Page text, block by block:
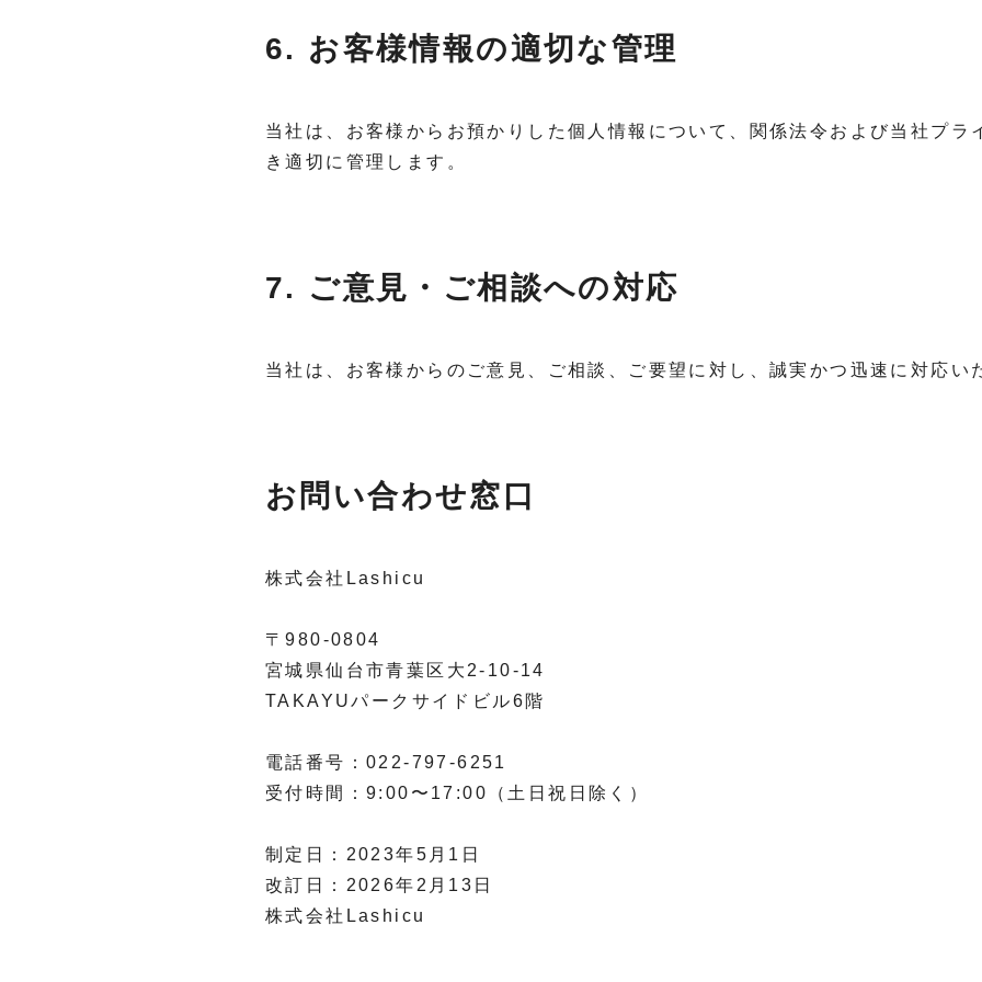
6. お客様情報の適切な管理
当社は、お客様からお預かりした個人情報について、関係法令および当社プラ
き適切に管理します。
7. ご意見・ご相談への対応
当社は、お客様からのご意見、ご相談、ご要望に対し、誠実かつ迅速に対応い
お問い合わせ窓口
株式会社Lashicu
〒980-0804
宮城県仙台市青葉区大2-10-14
TAKAYUパークサイドビル6階
電話番号：022-797-6251
受付時間：9:00〜17:00（土日祝日除く）
制定日：2023年5月1日
改訂日：2026年2月13日
株式会社Lashicu